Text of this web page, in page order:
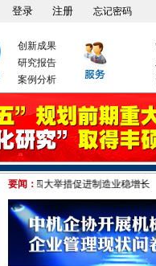
忘记密码
创新成果
研究报告
案例分析
要闻：
台四大举措促进制造业稳增长 美为